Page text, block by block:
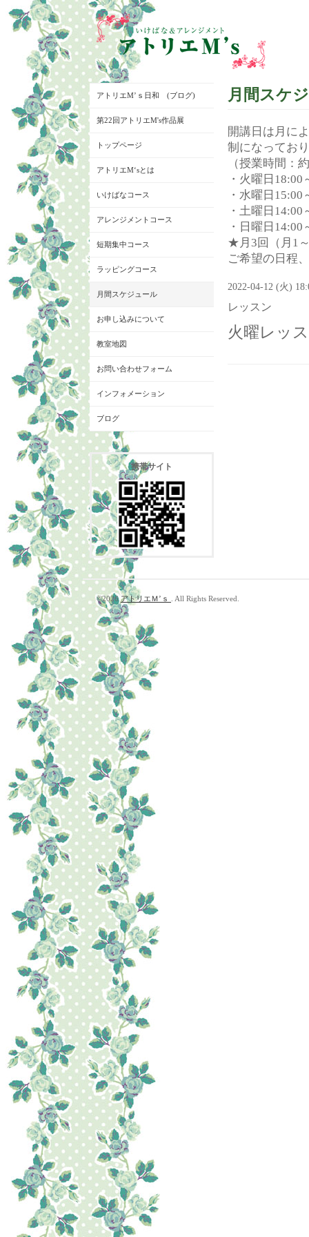
月間スケ
開講日は月に
制になってお
（授業時間：
・火曜日18:00
・水曜日15:00
・土曜日14:00
・日曜日14:00
★月3回（月1
ご希望の日程
2022-04-12 (火)
レッスン
火曜レッ
アトリエM’ｓ日和 (ブログ)
第22回アトリエM's作品展
トップページ
アトリエM‘sとは
いけばなコース
アレンジメントコース
短期集中コース
ラッピングコース
月間スケジュール
お申し込みについて
教室地図
お問い合わせフォーム
インフォメーション
ブログ
携帯サイト
©2026アトリエＭ’ｓ . All Rights Reserved.